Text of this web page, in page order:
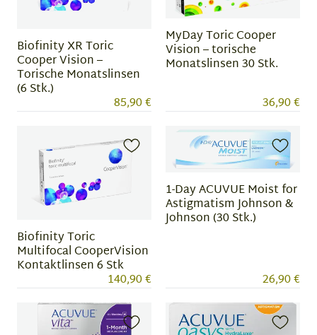
Biofinity XR Toric
Cooper Vision –
Torische Monatslinsen
(6 Stk.)
85,90 €
MyDay Toric Cooper
Vision – torische
Monatslinsen 30 Stk.
36,90 €
Biofinity Toric
Multifocal CooperVision
Kontaktlinsen 6 Stk
140,90 €
1-Day ACUVUE Moist for
Astigmatism Johnson &
Johnson (30 Stk.)
26,90 €